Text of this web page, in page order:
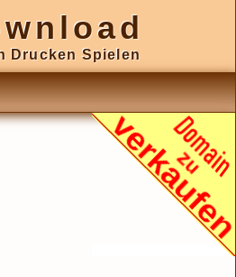
Drucken Spielen